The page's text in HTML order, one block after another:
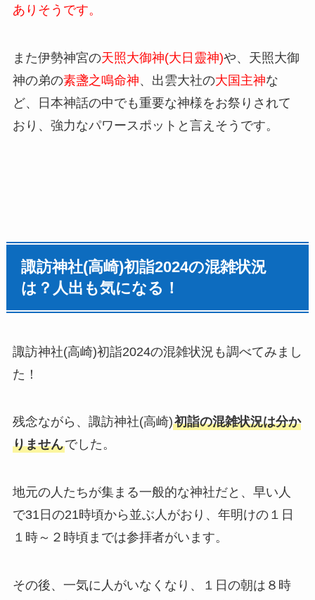
ありそうです。
また伊勢神宮の天照大御神(大日靈神)や、天照大御
神の弟の素盞之鳴命神、出雲大社の大国主神な
ど、日本神話の中でも重要な神様をお祭りされて
おり、強力なパワースポットと言えそうです。
諏訪神社(高崎)初詣2024の混雑状況
は？人出も気になる！
諏訪神社(高崎)初詣2024の混雑状況も調べてみまし
た！
残念ながら、諏訪神社(高崎)初詣の混雑状況は分か
りませんでした。
地元の人たちが集まる一般的な神社だと、早い人
で31日の21時頃から並ぶ人がおり、年明けの１日
１時～２時頃までは参拝者がいます。
その後、一気に人がいなくなり、１日の朝は８時